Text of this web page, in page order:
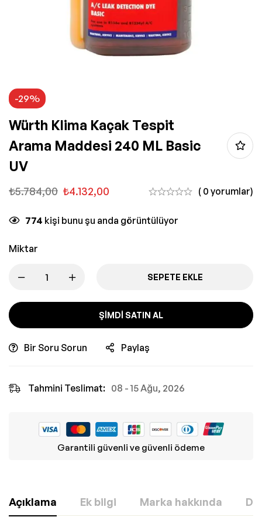
-29%
Würth Klima Kaçak Tespit
Arama Maddesi 240 ML Basic
UV
₺5.784,00 ₺4.132,00 ( 0 yorumlar)
774 kişi bunu şu anda görüntülüyor
Miktar
SEPETE EKLE
ŞIMDI SATIN AL
Bir Soru Sorun Paylaş
Tahmini Teslimat: 08 - 15 Ağu, 2026
Garantili güvenli ve güvenli ödeme
Açıklama Ek bilgi Marka hakkında